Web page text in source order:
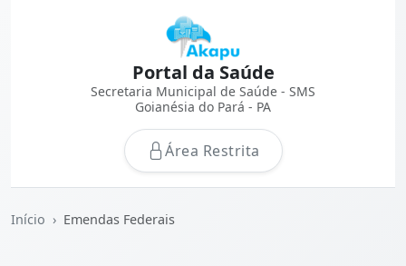
Portal da Saúde
Secretaria Municipal de Saúde - SMS
Goianésia do Pará - PA
Área Restrita
Início Emendas Federais